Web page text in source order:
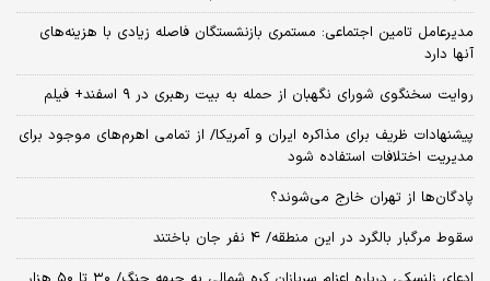
مدیرعامل تامین اجتماعی: مستمری بازنشستگان فاصله زیادی با هزینه‌های
آنها دارد
روایت سخنگوی شورای نگهبان از حمله به بیت رهبری در ۹ اسفند+ فیلم
پیشنهادات ظریف برای مذاکره ایران و آمریکا/ از تمامی اهرم‌های موجود برای
مدیریت اختلافات استفاده شود
پادگان‌ها از تهران خارج می‌شوند؟
سقوط مرگبار بالگرد در این منطقه/ 4 نفر جان باختند